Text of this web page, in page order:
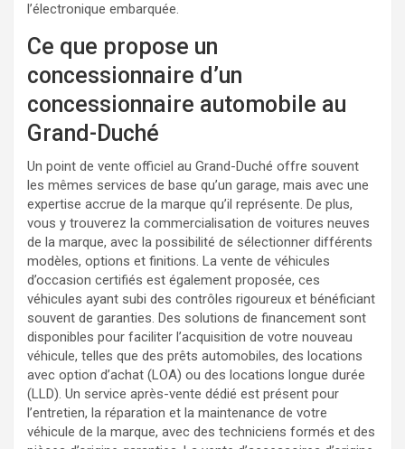
l’électronique embarquée.
Ce que propose un
concessionnaire d’un
concessionnaire automobile au
Grand-Duché
Un point de vente officiel au Grand-Duché offre souvent
les mêmes services de base qu’un garage, mais avec une
expertise accrue de la marque qu’il représente. De plus,
vous y trouverez la commercialisation de voitures neuves
de la marque, avec la possibilité de sélectionner différents
modèles, options et finitions. La vente de véhicules
d’occasion certifiés est également proposée, ces
véhicules ayant subi des contrôles rigoureux et bénéficiant
souvent de garanties. Des solutions de financement sont
disponibles pour faciliter l’acquisition de votre nouveau
véhicule, telles que des prêts automobiles, des locations
avec option d’achat (LOA) ou des locations longue durée
(LLD). Un service après-vente dédié est présent pour
l’entretien, la réparation et la maintenance de votre
véhicule de la marque, avec des techniciens formés et des